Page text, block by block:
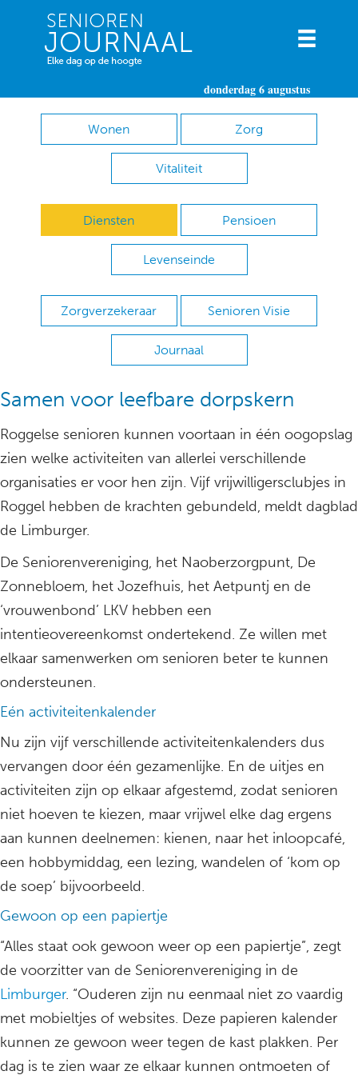
donderdag 6 augustus
Wonen Zorg
Vitaliteit
Diensten Pensioen
Levenseinde
Zorgverzekeraar Senioren Visie
Journaal
Samen voor leefbare dorpskern
Roggelse senioren kunnen voortaan in één oogopslag
zien welke activiteiten van allerlei verschillende
organisaties er voor hen zijn. Vijf vrijwilligersclubjes in
Roggel hebben de krachten gebundeld, meldt dagblad
de Limburger.
De Seniorenvereniging, het Naoberzorgpunt, De
Zonnebloem, het Jozefhuis, het Aetpuntj en de
‘vrouwenbond’ LKV hebben een
intentieovereenkomst ondertekend. Ze willen met
elkaar samenwerken om senioren beter te kunnen
ondersteunen.
Eén activiteitenkalender
Nu zijn vijf verschillende activiteitenkalenders dus
vervangen door één gezamenlijke. En de uitjes en
activiteiten zijn op elkaar afgestemd, zodat senioren
niet hoeven te kiezen, maar vrijwel elke dag ergens
aan kunnen deelnemen: kienen, naar het inloopcafé,
een hobbymiddag, een lezing, wandelen of ‘kom op
de soep’ bijvoorbeeld.
Gewoon op een papiertje
“Alles staat ook gewoon weer op een papiertje”, zegt
de voorzitter van de Seniorenvereniging in de
Limburger. “Ouderen zijn nu eenmaal niet zo vaardig
met mobieltjes of websites. Deze papieren kalender
kunnen ze gewoon weer tegen de kast plakken. Per
dag is te zien waar ze elkaar kunnen ontmoeten of